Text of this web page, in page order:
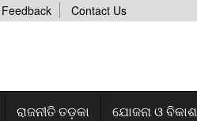
Feedback Contact Us
ରାଜନୀତି ତଡ଼କା ଯୋଜନା ଓ ବିକାଶ